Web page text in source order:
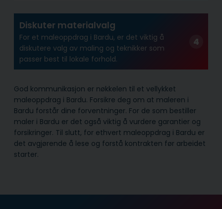
Diskuter materialvalg
For et maleoppdrag i Bardu, er det viktig å
diskutere valg av maling og teknikker som
passer best til lokale forhold.
God kommunikasjon er nøkkelen til et vellykket
maleoppdrag i Bardu. Forsikre deg om at maleren i
Bardu forstår dine forventninger. For de som bestiller
maler i Bardu er det også viktig å vurdere garantier og
forsikringer. Til slutt, for ethvert maleoppdrag i Bardu er
det avgjørende å lese og forstå kontrakten før arbeidet
starter.